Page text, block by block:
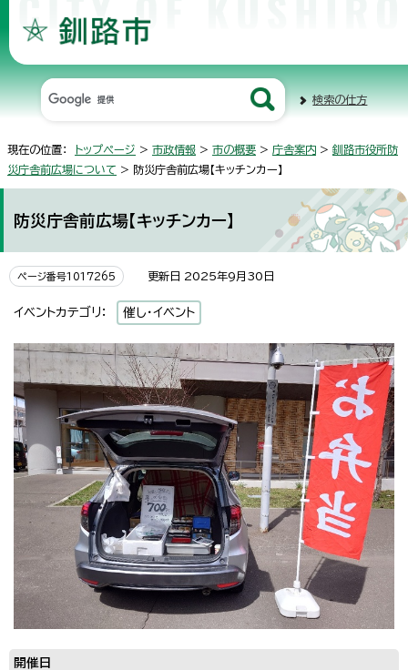
検索の仕方
現在の位置： トップページ > 市政情報 > 市の概要 > 庁舎案内 > 釧路市役所防
災庁舎前広場について > 防災庁舎前広場【キッチンカー】
防災庁舎前広場【キッチンカー】
ページ番号1017265 更新日 2025年9月30日
イベントカテゴリ： 催し・イベント
開催日